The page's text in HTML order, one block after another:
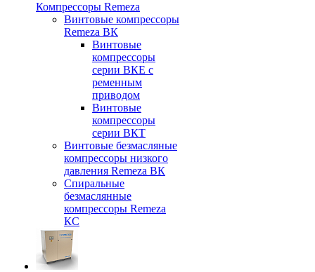
Компрессоры Remeza
Винтовые компрессоры
Remeza ВК
Винтовые
компрессоры
серии ВКЕ с
ременным
приводом
Винтовые
компрессоры
серии ВКТ
Винтовые безмасляные
компрессоры низкого
давления Remeza ВК
Спиральные
безмаслянные
компрессоры Remeza
КС